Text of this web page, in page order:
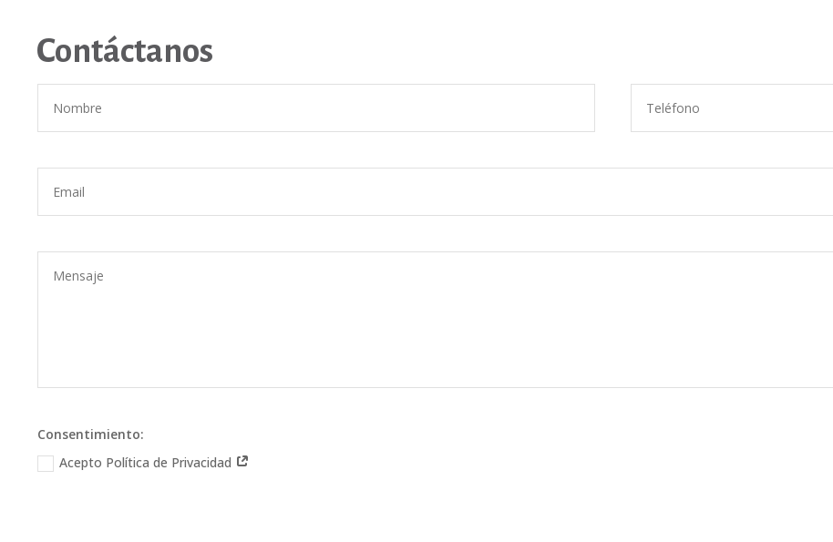
Contáctanos
Consentimiento:
Acepto Política de Privacidad